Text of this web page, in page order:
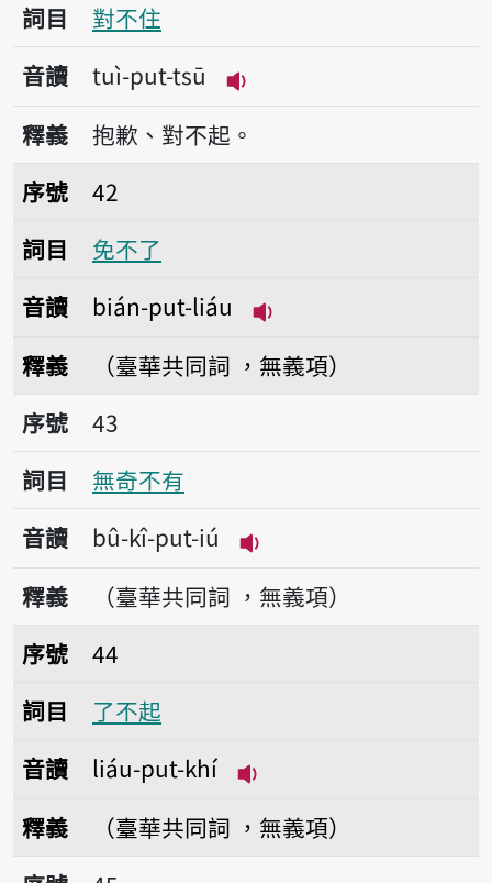
詞目
對不住
音讀
tuì-put-tsū
播放音讀tuì-put-tsū
釋義
抱歉、對不起。
序號42免不了
序號
42
詞目
免不了
音讀
bián-put-liáu
釋義
（臺華共同詞 ，無義項）
序號43無奇不有
序號
43
詞目
無奇不有
音讀
bû-kî-put-iú
播放音讀bû-kî-put-iú
釋義
（臺華共同詞 ，無義項）
序號44了不起
序號
44
詞目
了不起
音讀
liáu-put-khí
釋義
（臺華共同詞 ，無義項）
序號45不安